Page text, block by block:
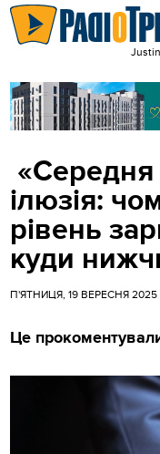
«Середня
ілюзія:
рівень
куди
П'ЯТНИЦЯ, 19 ВЕРЕСНЯ 2025
Це